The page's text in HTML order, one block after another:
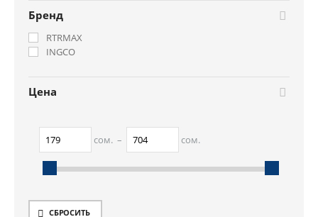
Бренд
RTRMAX
INGCO
Цена
сом. – сом.
179сом. 704сом.
СБРОСИТЬ